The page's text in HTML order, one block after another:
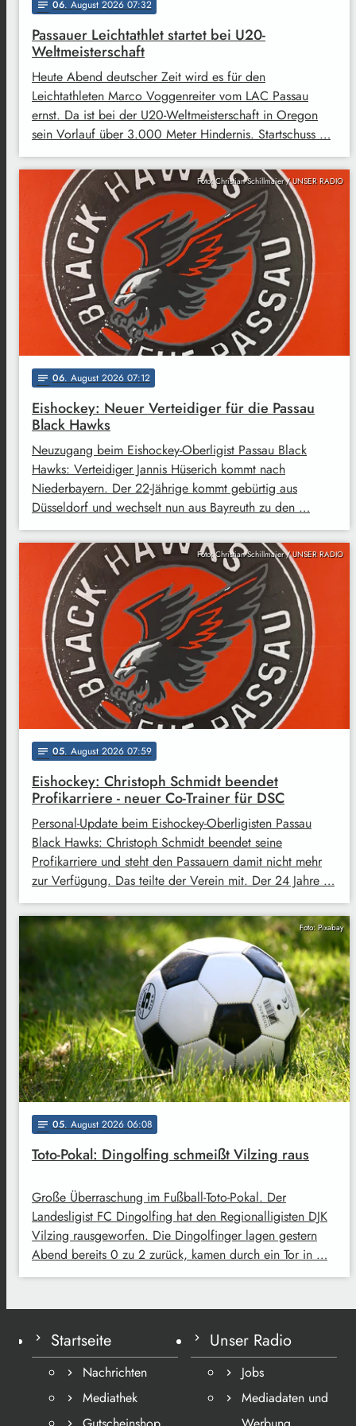
notes 06. August 2026 07:32
Passauer Leichtathlet startet bei U20-
Weltmeisterschaft
Heute Abend deutscher Zeit wird es für den
Leichtathleten Marco Voggenreiter vom LAC Passau
ernst. Da ist bei der U20-Weltmeisterschaft in Oregon
sein Vorlauf über 3.000 Meter Hindernis. Startschuss …
Foto: Christian Schillmaier / UNSER RADIO
notes 06. August 2026 07:12
Eishockey: Neuer Verteidiger für die Passau
Black Hawks
Neuzugang beim Eishockey-Oberligist Passau Black
Hawks: Verteidiger Jannis Hüserich kommt nach
Niederbayern. Der 22-Jährige kommt gebürtig aus
Düsseldorf und wechselt nun aus Bayreuth zu den …
Foto: Christian Schillmaier / UNSER RADIO
notes 05. August 2026 07:59
Eishockey: Christoph Schmidt beendet
Profikarriere - neuer Co-Trainer für DSC
Personal-Update beim Eishockey-Oberligisten Passau
Black Hawks: Christoph Schmidt beendet seine
Profikarriere und steht den Passauern damit nicht mehr
zur Verfügung. Das teilte der Verein mit. Der 24 Jahre …
Foto: Pixabay
notes 05. August 2026 06:08
Toto-Pokal: Dingolfing schmeißt Vilzing raus
Große Überraschung im Fußball-Toto-Pokal. Der
Landesligist FC Dingolfing hat den Regionalligisten DJK
Vilzing rausgeworfen. Die Dingolfinger lagen gestern
Abend bereits 0 zu 2 zurück, kamen durch ein Tor in …
Startseite
Nachrichten
Mediathek
Unser Radio
Jobs
Mediadaten und